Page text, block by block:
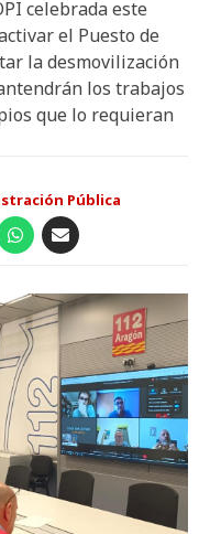
celebrada este
el Puesto de
la desmovilización
los trabajos
que lo requieran
Pública